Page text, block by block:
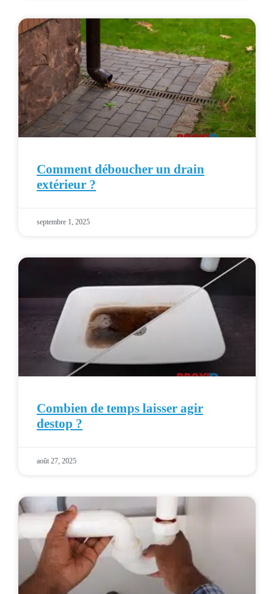
Comment déboucher un drain
extérieur ?
septembre 1, 2025
Combien de temps laisser agir
destop ?
août 27, 2025